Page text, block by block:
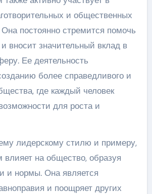
и общественных
постоянно стремится помочь
вносит значительный вклад в
Ее деятельность
более справедливого и
где каждый человек
для роста и
лидерскому стилю и примеру,
на общество, образуя
и нормы. Она является
и поощряет других